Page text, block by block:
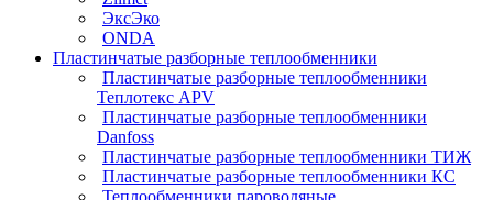
ЭксЭко
ONDA
Пластинчатые разборные теплообменники
Пластинчатые разборные теплообменники
Теплотекс APV
Пластинчатые разборные теплообменники
Danfoss
Пластинчатые разборные теплообменники ТИЖ
Пластинчатые разборные теплообменники КC
Теплообменники пароводяные